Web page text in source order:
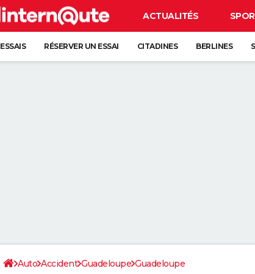
ACTUALITÉS
ESSAIS RÉSERVER UN ESSAI CITADINES BERLINES
Auto Accident Guadeloupe Guadeloupe